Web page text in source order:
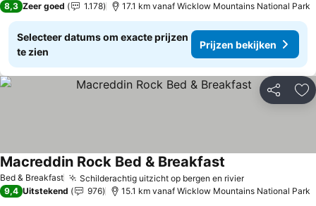
8,3 Zeer goed 1.178 17.1 km vanaf Wicklow Mountains National Park
Selecteer datums om exacte prijzen
te zien
Prijzen bekijken
Delen
Bed & Breakfast Schilderachtig uitzicht op bergen en rivier
Macreddin Rock Bed & Breakfast
9,4 Uitstekend 976 15.1 km vanaf Wicklow Mountains National Park